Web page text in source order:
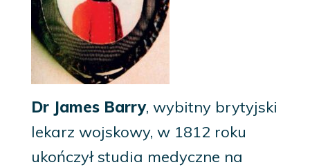
Dr James Barry, wybitny brytyjski
lekarz wojskowy, w 1812 roku
ukończył studia medyczne na